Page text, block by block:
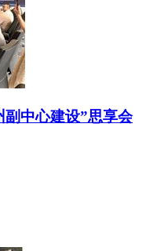
副中心建设”思享会